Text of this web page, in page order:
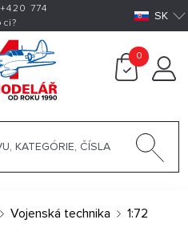
+420 774
SK
0
Vojenská technika 1:72